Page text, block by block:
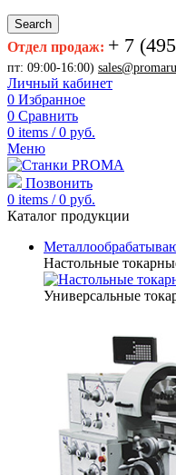
Search
Отдел продаж: + 7
пт: 09:00-16:00)
Личный кабинет
0 Избранное
0 Сравнить
0 items / 0 руб.
Меню
Позвонить
0 items / 0 руб.
Каталог продукции
Настольные
Универсальные